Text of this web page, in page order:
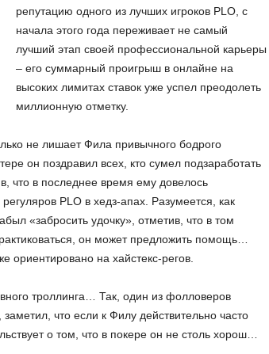
репутацию одного из лучших игроков PLO, с
начала этого года переживает не самый
лучший этап своей профессиональной карьеры
– его суммарный проигрыш в онлайне на
высоких лимитах ставок уже успел преодолеть
миллионную отметку.
не лишает Фила привычного бодрого
он поздравил всех, кто сумел подзаработать
что в последнее время ему довелось
PLO в хедз-апах. Разумеется, как
«забросить удочку», отметив, что в том
он может предложить помощь…
на хайстекс-регов.
троллинга… Так, один из фолловеров
что если к Филу действительно часто
о том, что в покере он не столь хорош…